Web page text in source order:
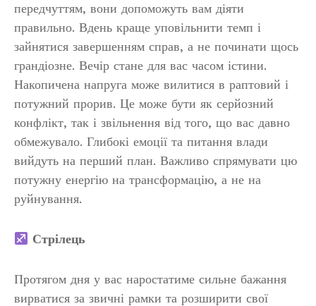
передчуттям, вони допоможуть вам діяти
правильно. Вдень краще уповільнити темп і
зайнятися завершенням справ, а не починати щось
грандіозне. Вечір стане для вас часом істини.
Накопичена напруга може вилитися в раптовий і
потужний прорив. Це може бути як серйозний
конфлікт, так і звільнення від того, що вас давно
обмежувало. Глибокі емоції та питання влади
вийдуть на перший план. Важливо спрямувати цю
потужну енергію на трансформацію, а не на
руйнування.
Стрілець
Протягом дня у вас наростатиме сильне бажання
вирватися за звичні рамки та розширити свої